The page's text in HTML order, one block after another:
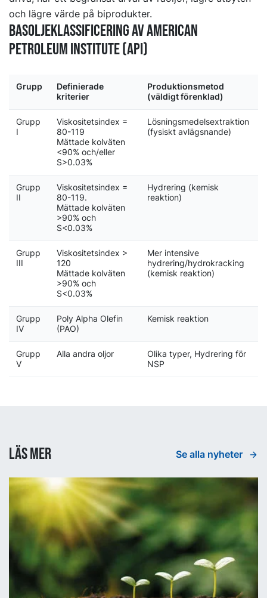
och lägre värde på biprodukter.
Basoljeklassificering av American
Petroleum Institute (API)
Grupp
Definierade
kriterier
Produktionsmetod
(väldigt förenklad)
Grupp
I
Viskositetsindex =
80-119
Mättade kolväten
<90% och/eller
S>0.03%
Lösningsmedelsextraktion
(fysiskt avlägsnande)
Grupp
II
Viskositetsindex =
80-119.
Mättade kolväten
>90% och
S<0.03%
Hydrering (kemisk
reaktion)
Grupp
III
Viskositetsindex >
120
Mättade kolväten
>90% och
S<0.03%
Mer intensive
hydrering/hydrokracking
(kemisk reaktion)
Grupp
IV
Poly Alpha Olefin
(PAO)
Kemisk reaktion
Grupp
V
Alla andra oljor
Olika typer, Hydrering för
NSP
Läs mer Se alla nyheter